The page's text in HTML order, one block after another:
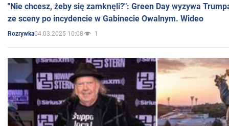
"Nie chcesz, żeby się zamknęli?": Green Day wyzywa
ze sceny po incydencie w Gabinecie Owalnym. Wideo
Rozrywka04.03.2025 10:08 1